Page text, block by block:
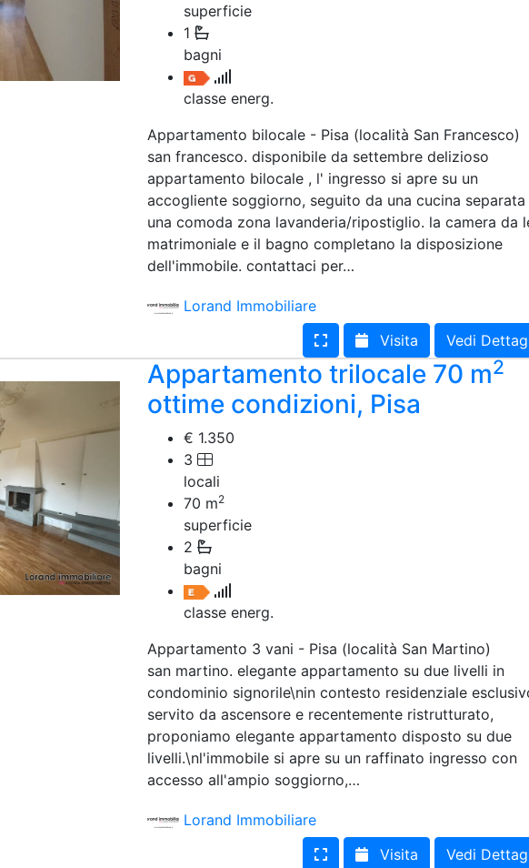
Attività/Licenza Commerciale
Azienda Agricola
Bar/Ristorante
Bed & Breakfast
Negozio/locale commerciale
Agriturismo
Magazzini
Capannoni
Terreni in Affitto
Qualsiasi
Terreno edificabile
superficie
1
bagni
classe energ.
Appartamento bilocale - Pisa (località San Francesco)
san francesco. disponibile da settembre delizioso
appartamento bilocale , l' ingresso si apre su un
accogliente soggiorno, seguito da una cucina separata
una comoda zona lavanderia/ripostiglio. la camera da
matrimoniale e il bagno completano la disposizione
dell'immobile. contattaci per…
Lorand Immobiliare
Visita
Vedi
Appartamento trilocale 70 m2
ottime condizioni, Pisa
€ 1.350
3
locali
70 m2
superficie
2
bagni
classe energ.
Appartamento 3 vani - Pisa (località San Martino)
san martino. elegante appartamento su due livelli in
condominio signorile\nin contesto residenziale
servito da ascensore e recentemente ristrutturato,
proponiamo elegante appartamento disposto su due
livelli.\nl'immobile si apre su un raffinato ingresso con
accesso all'ampio soggiorno,…
Lorand Immobiliare
Visita
Vedi